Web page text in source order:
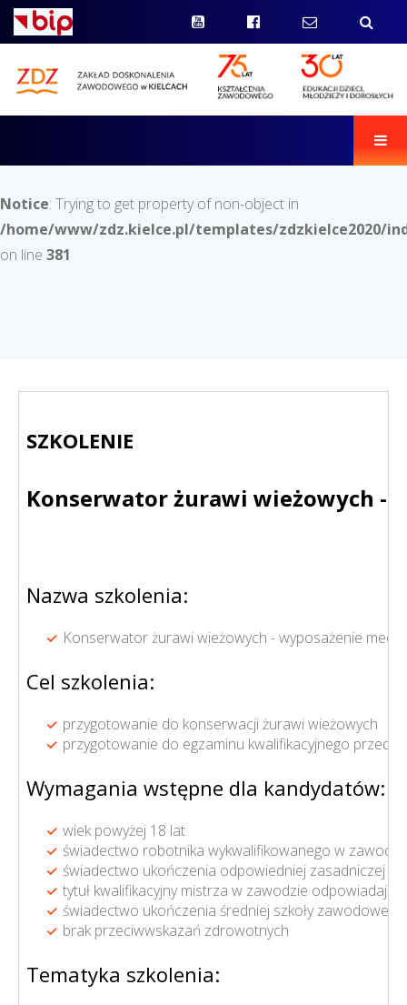
Notice: Trying to get property of non-object in
/home/www/zdz.kielce.pl/templates/zdzkielce2020/
on line 381
SZKOLENIE
Konserwator żurawi wieżowych -
Nazwa szkolenia:
Konserwator żurawi wieżowych - wyposażenie
Cel szkolenia:
przygotowanie do konserwacji żurawi wieżowych
przygotowanie do egzaminu kwalifikacyjnego przed
Wymagania wstępne dla kandydatów:
wiek powyżej 18 lat
świadectwo robotnika wykwalifikowanego w
świadectwo ukończenia odpowiedniej zasadniczej
tytuł kwalifikacyjny mistrza w zawodzie
świadectwo ukończenia średniej szkoły zawodowej
brak przeciwwskazań zdrowotnych
Tematyka szkolenia: